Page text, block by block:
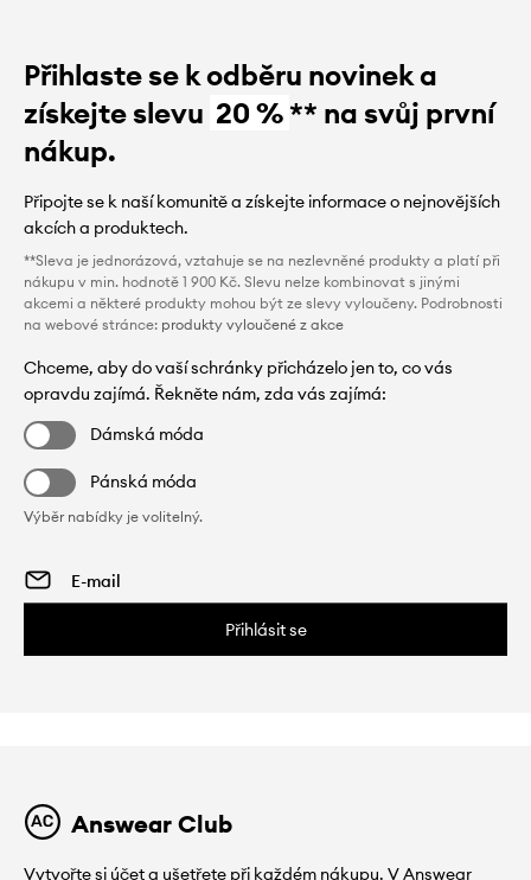
Přihlaste se k odběru novinek a
získejte slevu 20 %** na svůj první
nákup.
Připojte se k naší komunitě a získejte informace o nejnovějších
akcích a produktech.
**Sleva je jednorázová, vztahuje se na nezlevněné produkty a platí při
nákupu v min. hodnotě 1 900 Kč. Slevu nelze kombinovat s jinými
akcemi a některé produkty mohou být ze slevy vyloučeny. Podrobnosti
na webové stránce: produkty vyloučené z akce
Chceme, aby do vaší schránky přicházelo jen to, co vás
opravdu zajímá. Řekněte nám, zda vás zajímá:
Dámská móda
Pánská móda
Výběr nabídky je volitelný.
Přihlásit se
Answear Club
Vytvořte si účet a ušetřete při každém nákupu. V Answear